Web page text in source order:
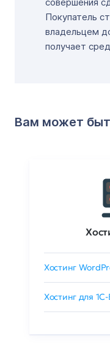
Покупатель
владельцем
получает
Вам может
Хостинг
Хостинг для